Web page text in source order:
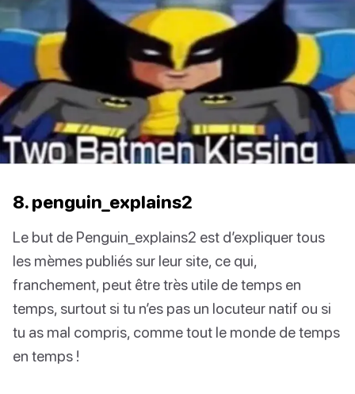
8. penguin_explains2
Le but de Penguin_explains2 est d’expliquer tous
les mèmes publiés sur leur site, ce qui,
franchement, peut être très utile de temps en
temps, surtout si tu n’es pas un locuteur natif ou si
tu as mal compris, comme tout le monde de temps
en temps !